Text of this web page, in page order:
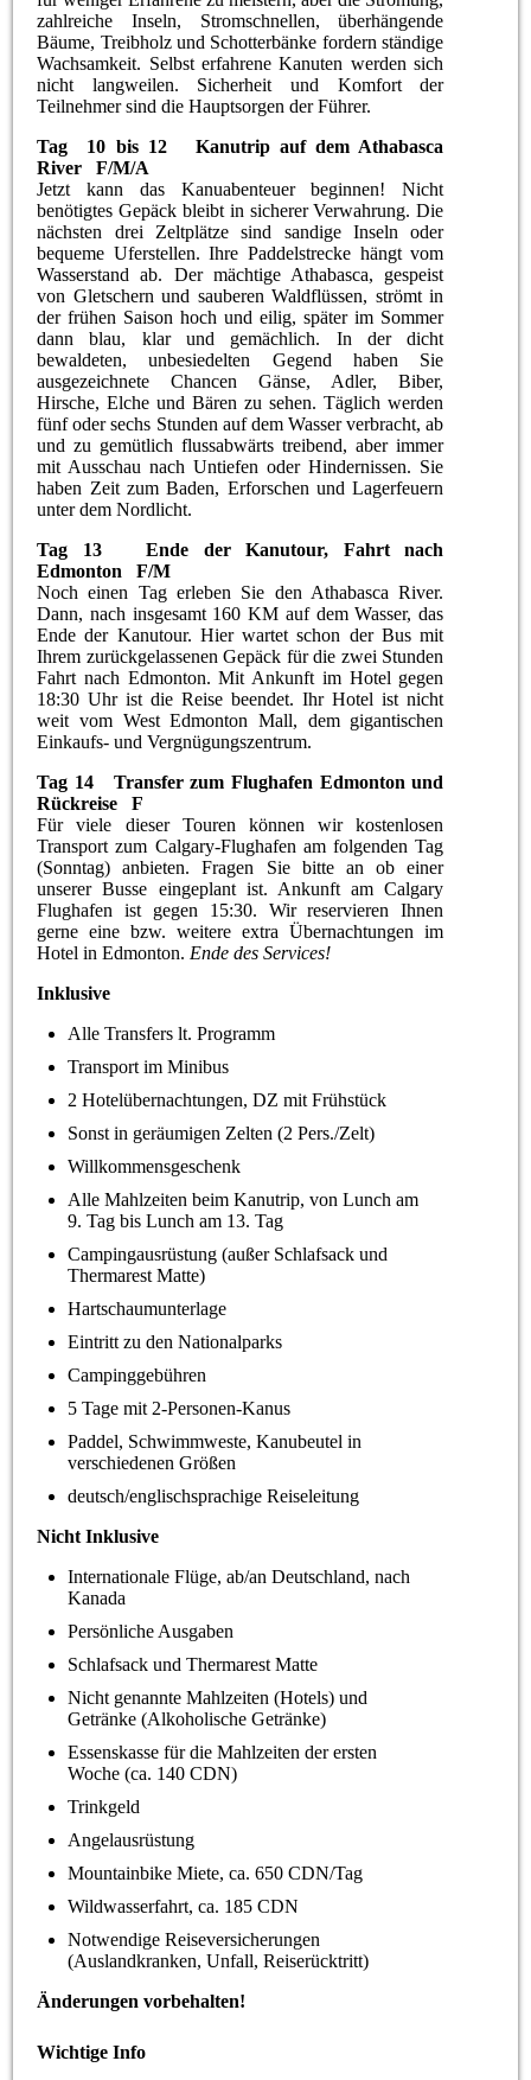
zahlreiche Inseln, Stromschnellen, überhängende
Bäume, Treibholz und Schotterbänke fordern ständige
Wachsamkeit. Selbst erfahrene Kanuten werden sich
nicht langweilen. Sicherheit und Komfort der
Teilnehmer sind die Hauptsorgen der Führer.
Tag 10 bis 12 Kanutrip auf dem Athabasca
River F/M/A
Jetzt kann das Kanuabenteuer beginnen! Nicht
benötigtes Gepäck bleibt in sicherer Verwahrung. Die
nächsten drei Zeltplätze sind sandige Inseln oder
bequeme Uferstellen. Ihre Paddelstrecke hängt vom
Wasserstand ab. Der mächtige Athabasca, gespeist
von Gletschern und sauberen Waldflüssen, strömt in
der frühen Saison hoch und eilig, später im Sommer
dann blau, klar und gemächlich. In der dicht
bewaldeten, unbesiedelten Gegend haben Sie
ausgezeichnete Chancen Gänse, Adler, Biber,
Hirsche, Elche und Bären zu sehen. Täglich werden
fünf oder sechs Stunden auf dem Wasser verbracht, ab
und zu gemütlich flussabwärts treibend, aber immer
mit Ausschau nach Untiefen oder Hindernissen. Sie
haben Zeit zum Baden, Erforschen und Lagerfeuern
unter dem Nordlicht.
Tag 13 Ende der Kanutour, Fahrt nach
Edmonton F/M
Noch einen Tag erleben Sie den Athabasca River.
Dann, nach insgesamt 160 KM auf dem Wasser, das
Ende der Kanutour. Hier wartet schon der Bus mit
Ihrem zurückgelassenen Gepäck für die zwei Stunden
Fahrt nach Edmonton. Mit Ankunft im Hotel gegen
18:30 Uhr ist die Reise beendet. Ihr Hotel ist nicht
weit vom West Edmonton Mall, dem gigantischen
Einkaufs- und Vergnügungszentrum.
Tag 14 Transfer zum Flughafen Edmonton und
Rückreise F
Für viele dieser Touren können wir kostenlosen
Transport zum Calgary-Flughafen am folgenden Tag
(Sonntag) anbieten. Fragen Sie bitte an ob einer
unserer Busse eingeplant ist. Ankunft am Calgary
Flughafen ist gegen 15:30. Wir reservieren Ihnen
gerne eine bzw. weitere extra Übernachtungen im
Hotel in Edmonton. Ende des Services!
Inklusive
Alle Transfers lt. Programm
Transport im Minibus
2 Hotelübernachtungen, DZ mit Frühstück
Sonst in geräumigen Zelten (2 Pers./Zelt)
Willkommensgeschenk
Alle Mahlzeiten beim Kanutrip, von Lunch am
9. Tag bis Lunch am 13. Tag
Campingausrüstung (außer Schlafsack und
Thermarest Matte)
Hartschaumunterlage
Eintritt zu den Nationalparks
Campinggebühren
5 Tage mit 2-Personen-Kanus
Paddel, Schwimmweste, Kanubeutel in
verschiedenen Größen
deutsch/englischsprachige Reiseleitung
Nicht Inklusive
Internationale Flüge, ab/an Deutschland, nach
Kanada
Persönliche Ausgaben
Schlafsack und Thermarest Matte
Nicht genannte Mahlzeiten (Hotels) und
Getränke (Alkoholische Getränke)
Essenskasse für die Mahlzeiten der ersten
Woche (ca. 140 CDN)
Trinkgeld
Angelausrüstung
Mountainbike Miete, ca. 650 CDN/Tag
Wildwasserfahrt, ca. 185 CDN
Notwendige Reiseversicherungen
(Auslandkranken, Unfall, Reiserücktritt)
Änderungen vorbehalten!
Wichtige Info